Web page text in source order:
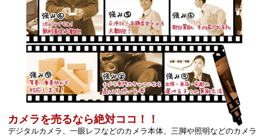
カメラを売るなら絶対ココ！！
デジタルカメラ、一眼レフなどのカメラ本体、三脚や照明などのカメラ